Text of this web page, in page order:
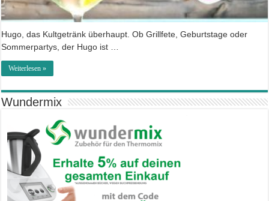
Hugo, das Kultgetränk überhaupt. Ob Grillfete, Geburtstage oder
Sommerpartys, der Hugo ist …
Weiterlesen »
Wundermix